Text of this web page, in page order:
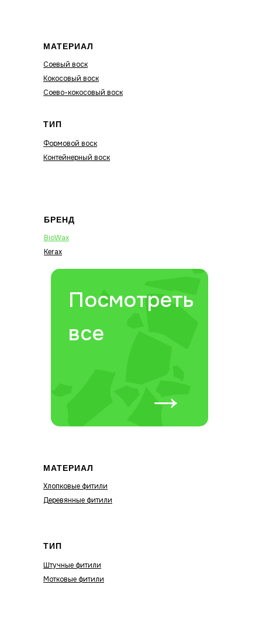
МАТЕРИАЛ
Соевый воск
Кокосовый воск
Соево-кокосовый воск
ТИП
Формовой воск
Контейнерный воск
БРЕНД
BioWax
Kerax
Посмотреть
все
→
МАТЕРИАЛ
Хлопковые фитили
Деревянные фитили
ТИП
Штучные фитили
Мотковые фитили